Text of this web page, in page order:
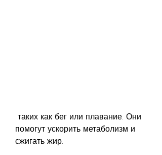
помогут ускорить метаболизм и
сжигать жир.